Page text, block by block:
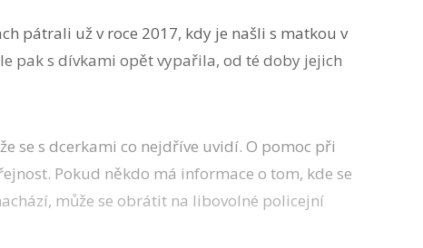
pátrali už v roce 2017, kdy je našli s matkou v
pak s dívkami opět vypařila, od té doby jejich
se s dcerkami co nejdříve uvidí. O pomoc při
Pokud někdo má informace o tom, kde se
může se obrátit na libovolné policejní